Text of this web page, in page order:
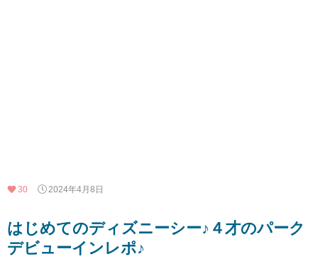
30 2024年4月8日
はじめてのディズニーシー♪４才のパーク
デビューインレポ♪